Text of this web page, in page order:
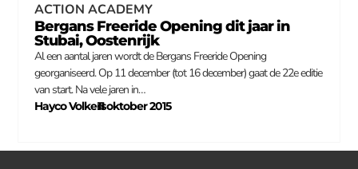
ACTION ACADEMY
Bergans Freeride Opening dit jaar in
Stubai, Oostenrijk
Al een aantal jaren wordt de Bergans Freeride Opening
georganiseerd. Op 11 december (tot 16 december) gaat de 22e editie
van start. Na vele jaren in…
Hayco Volkers
–
11 oktober 2015